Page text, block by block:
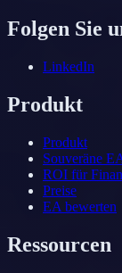
Folgen Sie
LinkedIn
Produkt
Produkt
Souveräne
ROI für
Preise
EA bewerten
Ressourcen